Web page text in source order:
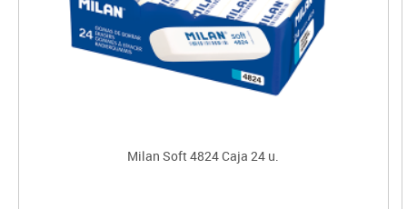
Milan Soft 4824 Caja 24 u.